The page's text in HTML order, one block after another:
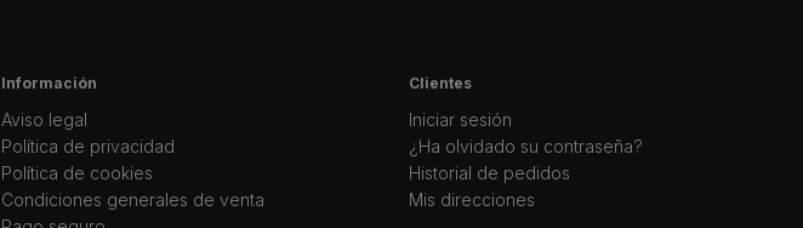
Información
Aviso legal
Política de privacidad
Política de cookies
Condiciones generales de venta
Clientes
Iniciar sesión
¿Ha olvidado su contraseña?
Historial de pedidos
Mis direcciones